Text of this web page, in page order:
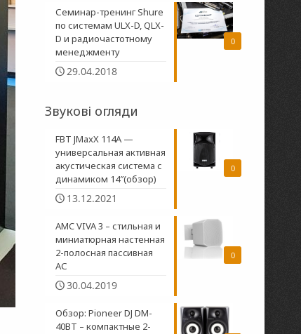
0
Семинар-тренинг Shure
по системам ULX-D, QLX-
D и радиочастотному
менеджменту
29.04.2018
Звукові огляди
0
FBT JMaxX 114A —
универсальная активная
акустическая система с
динамиком 14″(обзор)
13.12.2021
0
AMC VIVA 3 – стильная и
миниатюрная настенная
2-полосная пасcивная
АС
30.04.2019
Обзор: Pioneer DJ DM-
40BT – компактные 2-